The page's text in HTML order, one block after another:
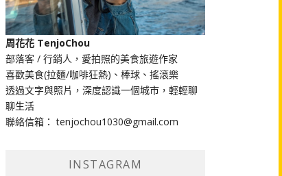
周花花 TenjoChou
部落客 / 行銷人，愛拍照的美食旅遊作家
喜歡美食(拉麵/咖啡狂熱)、棒球、搖滾樂
透過文字與照片，深度認識一個城市，輕輕聊
聊生活
聯絡信箱： tenjochou1030@gmail.com
INSTAGRAM